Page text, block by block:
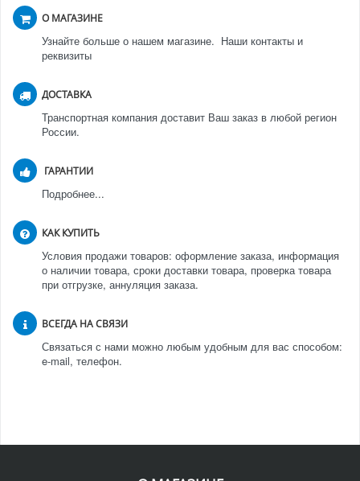
О МАГАЗИНЕ
Узнайте больше о нашем магазине. Наши контакты и
реквизиты
ДОСТАВКА
Транспортная компания доставит Ваш заказ в любой регион
России.
ГАРАНТИИ
Подробнее...
КАК КУПИТЬ
Условия продажи товаров: оформление заказа, информация
о наличии товара, сроки доставки товара, проверка товара
при отгрузке, аннуляция заказа.
ВСЕГДА НА СВЯЗИ
Связаться с нами можно любым удобным для вас способом:
e-mail, телефон.